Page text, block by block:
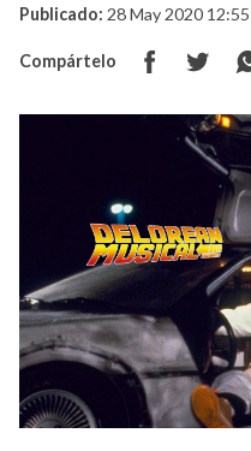
Publicado: 28 May 2020
Compártelo